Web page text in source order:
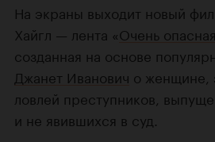
На экраны выходит новый
Хайгл — лента «Очень
созданная на основе
Джанет Иванович о женщине,
ловлей преступников,
и не явившихся в суд.